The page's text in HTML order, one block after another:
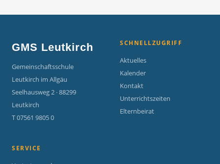
GMS Leutkirch
Gemeinschaftsschule
Leutkirch im Allgäu
Seelhausweg 2 · 88299
Leutkirch
T 07561 9805 0
SCHNELLZUGRIFF
Aktuelles
Kalender
Kontakt
Unterrichtszeiten
Elternbeirat
SERVICE